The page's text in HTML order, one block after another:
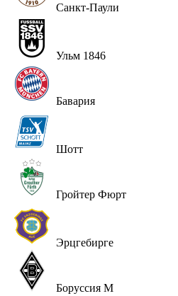
Санкт-Паули
Ульм 1846
Бавария
Шотт
Гройтер Фюрт
Эрцгебирге
Боруссия М